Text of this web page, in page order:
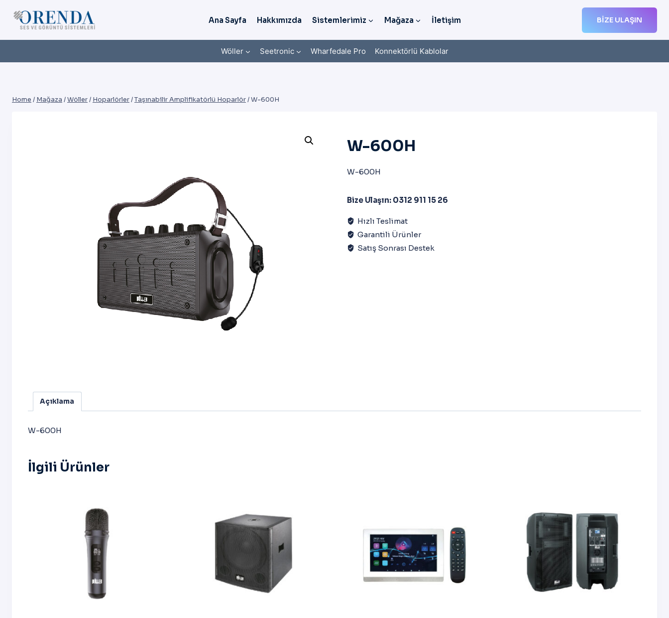
Ana Sayfa Hakkımızda Sistemlerimiz Mağaza İletişim BIZE ULAŞIN
Wöller Seetronic Wharfedale Pro Konnektörlü Kablolar
Home / Mağaza /Wöller/ Hoparlörler/Taşınabilir Amplifikatörlü Hoparlör/W-600H
W-600H
W-600H
Bize Ulaşın: 0312 911 15 26
Hızlı Teslimat
Garantili Ürünler
Satış Sonrası Destek
Açıklama
W-600H
İlgili Ürünler